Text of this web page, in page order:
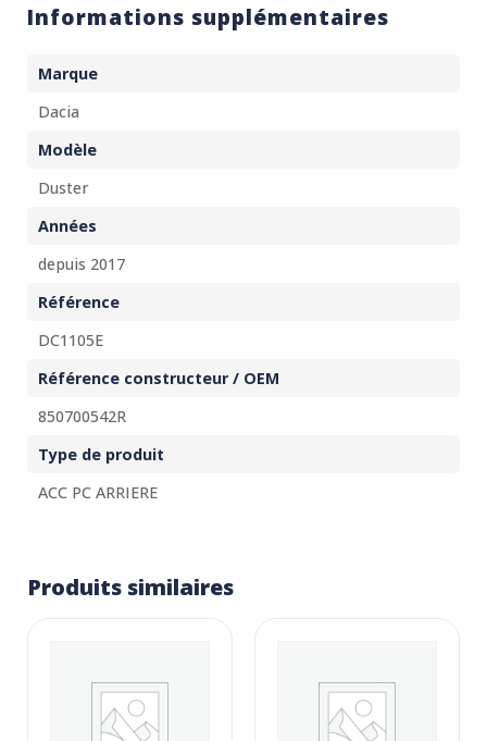
Informations supplémentaires
Marque
Dacia
Modèle
Duster
Années
depuis 2017
Référence
DC1105E
Référence constructeur / OEM
850700542R
Type de produit
ACC PC ARRIERE
Produits similaires